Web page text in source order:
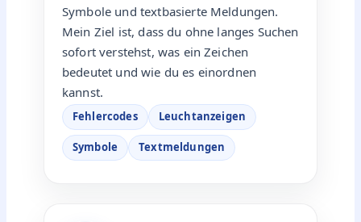
Symbole und textbasierte Meldungen.
Mein Ziel ist, dass du ohne langes Suchen
sofort verstehst, was ein Zeichen
bedeutet und wie du es einordnen
kannst.
Fehlercodes Leuchtanzeigen
Symbole Textmeldungen